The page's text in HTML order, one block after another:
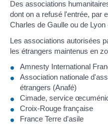
Des associations
dont on a refusé l'entrée, par
Charles de Gaulle ou de
Les associations autorisées
les étrangers maintenus en
Amnesty International
Association nationale
étrangers (Anafé)
Cimade, service
Croix-Rouge française
France Terre d'asile